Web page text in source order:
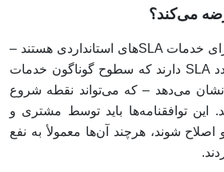
بیشتر عرضه‌کنندگان دارای خدمات SLAهای استانداردی هستند –
گاهی‌اوقات آن‌ها چند عدد SLA دارند که سطوح گوناگون خدمات
می‌دهد – که می‌تواند نقطه شروع
این توافقنامه‌ها باید توسط مشتری و
شوند، هرچند آن‌ها معمولأ به نفع